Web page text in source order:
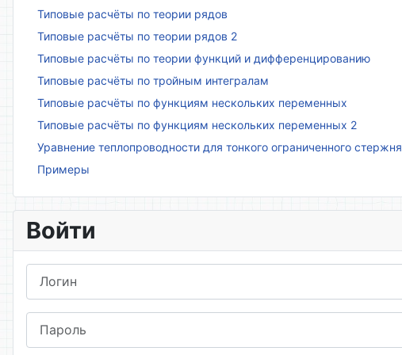
Типовые расчёты по теории рядов
Типовые расчёты по теории рядов 2
Типовые расчёты по теории функций и дифференцированию
Типовые расчёты по тройным интегралам
Типовые расчёты по функциям нескольких переменных
Типовые расчёты по функциям нескольких переменных 2
Уравнение теплопроводности для тонкого ограниченного стержня
Примеры
Войти